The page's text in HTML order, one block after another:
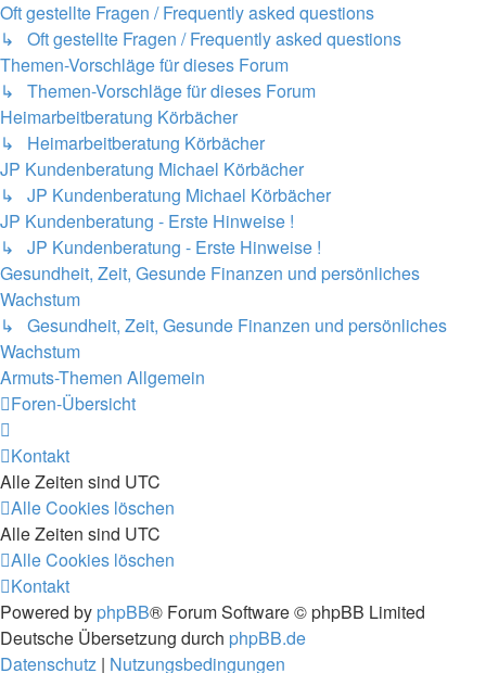
Oft gestellte Fragen / Frequently asked questions
↳ Oft gestellte Fragen / Frequently asked questions
Themen-Vorschläge für dieses Forum
↳ Themen-Vorschläge für dieses Forum
Heimarbeitberatung Körbächer
↳ Heimarbeitberatung Körbächer
JP Kundenberatung Michael Körbächer
↳ JP Kundenberatung Michael Körbächer
JP Kundenberatung - Erste Hinweise !
↳ JP Kundenberatung - Erste Hinweise !
Gesundheit, Zeit, Gesunde Finanzen und persönliches
Wachstum
↳ Gesundheit, Zeit, Gesunde Finanzen und persönliches
Wachstum
Armuts-Themen Allgemein
Foren-Übersicht
Kontakt
Alle Zeiten sind UTC
Alle Cookies löschen
Alle Zeiten sind UTC
Alle Cookies löschen
Kontakt
Powered by phpBB® Forum Software © phpBB Limited
Deutsche Übersetzung durch phpBB.de
Datenschutz | Nutzungsbedingungen